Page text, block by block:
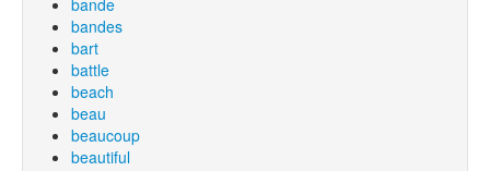
bande
bandes
bart
battle
beach
beau
beaucoup
beautiful